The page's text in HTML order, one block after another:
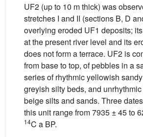
UF2 (up to 10 m thick) was
stretches I and II (sections B, D
overlying eroded UF1 deposits;
at the present river level and its
does not form a terrace. UF2 is
from base to top, of pebbles in a
series of rhythmic yellowish
greyish silty beds, and
beige silts and sands. Three
this unit range from 7935 ± 45 to
14C a BP.